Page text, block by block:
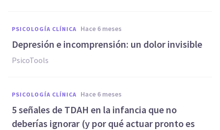
PSICOLOGÍA CLÍNICA hace 6 meses
Depresión e incomprensión: un dolor invisible
PsicoTools
PSICOLOGÍA CLÍNICA hace 6 meses
5 señales de TDAH en la infancia que no
deberías ignorar (y por qué actuar pronto es